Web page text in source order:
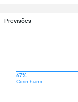
Previsões
67%
Corinthians